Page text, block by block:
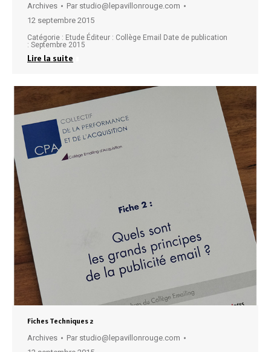
Archives Par studio@lepavillonrouge.com
12 septembre 2015
Catégorie : Etude Éditeur : Collège Email Date de publication
: Septembre 2015
Lire la suite
Fiches Techniques 2
Archives Par studio@lepavillonrouge.com